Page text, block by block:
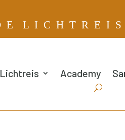
E L I C H T R E I
Academy